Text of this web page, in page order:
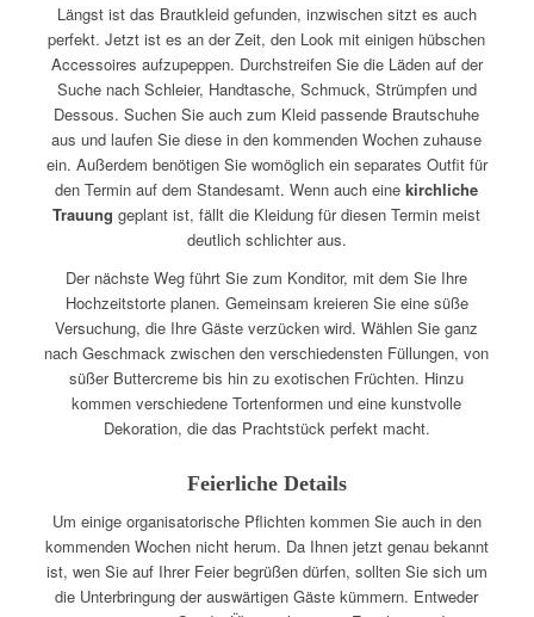
Längst ist das Brautkleid gefunden, inzwischen sitzt es auch
perfekt. Jetzt ist es an der Zeit, den Look mit einigen hübschen
Accessoires aufzupeppen. Durchstreifen Sie die Läden auf der
Suche nach Schleier, Handtasche, Schmuck, Strümpfen und
Dessous. Suchen Sie auch zum Kleid passende Brautschuhe
aus und laufen Sie diese in den kommenden Wochen zuhause
ein. Außerdem benötigen Sie womöglich ein separates Outfit für
den Termin auf dem Standesamt. Wenn auch einekirchliche
Trauung geplant ist, fällt die Kleidung für diesen Termin meist
deutlich schlichter aus.
Der nächste Weg führt Sie zum Konditor, mit dem Sie Ihre
Hochzeitstorte planen. Gemeinsam kreieren Sie eine süße
Versuchung, die Ihre Gäste verzücken wird. Wählen Sie ganz
nach Geschmack zwischen den verschiedensten Füllungen, von
süßer Buttercreme bis hin zu exotischen Früchten. Hinzu
kommen verschiedene Tortenformen und eine kunstvolle
Dekoration, die das Prachtstück perfekt macht.
Feierliche Details
Um einige organisatorische Pflichten kommen Sie auch in den
kommenden Wochen nicht herum. Da Ihnen jetzt genau bekannt
ist, wen Sie auf Ihrer Feier begrüßen dürfen, sollten Sie sich um
die Unterbringung der auswärtigen Gäste kümmern. Entweder